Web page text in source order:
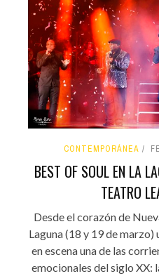
CONTEMPORÁNEA
BEST OF SOUL EN LA
TEATRO
Desde el corazón de
Laguna (18 y 19 de
en escena una de las
emocionales del siglo XX: